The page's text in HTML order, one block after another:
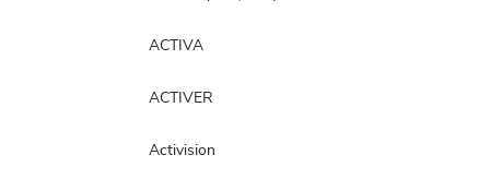
ACTIVA
ACTIVER
Activision